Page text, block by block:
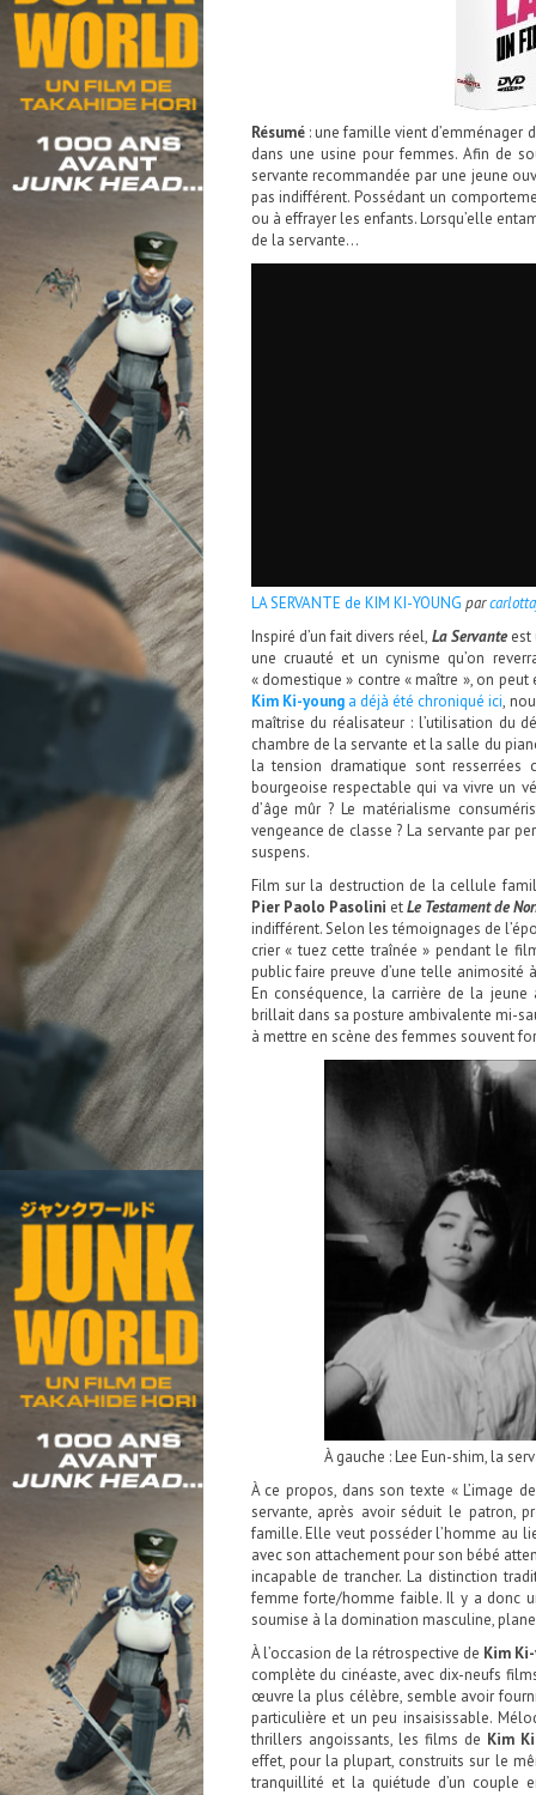
Résumé: une famille vient d’emménager
dans une usine pour femmes. Afin de
servante recommandée par une jeune
pas indifférent. Possédant un
ou à effrayer les enfants. Lorsqu’elle
de la servante…
LA SERVANTE de KIM KI-YOUNG par
Inspiré d’un fait divers réel, La Servanteest
une cruauté et un cynisme qu’on
« domestique » contre « maître », on
Kim Ki-younga déjà été chroniqué ici,
maîtrise du réalisateur : l’utilisation du
chambre de la servante et la salle du
la tension dramatique sont
bourgeoise respectable qui va vivre un
d’âge mûr ? Le matérialisme
vengeance de classe ? La servante par
suspens.
Film sur la destruction de la cellule
Pier Paolo Pasolini etLe Testament de
indifférent. Selon les témoignages de
crier « tuez cette traînée » pendant le
public faire preuve d’une telle animosité
En conséquence, la carrière de la jeune
brillait dans sa posture ambivalente mi-
à mettre en scène des femmes souvent
À gauche : Lee Eun-shim, la
À ce propos, dans son texte « L’image
servante, après avoir séduit le patron,
famille. Elle veut posséder l’homme au
avec son attachement pour son bébé
incapable de trancher. La distinction
femme forte/homme faible. Il y a donc
soumise à la domination masculine,
À l’occasion de la rétrospective de Kim
complète du cinéaste, avec dix-neufs
œuvre la plus célèbre, semble avoir
particulière et un peu insaisissable.
thrillers angoissants, les films de Kim
effet, pour la plupart, construits sur le
tranquillité et la quiétude d’un couple